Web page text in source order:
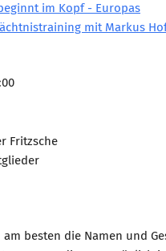
Fritzsche
besten die Namen und